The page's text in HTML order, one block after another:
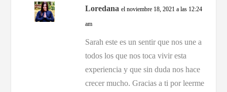
Loredana el noviembre 18, 2021 a las 12:24
am
Sarah este es un sentir que nos une a
todos los que nos toca vivir esta
experiencia y que sin duda nos hace
crecer mucho. Gracias a ti por leerme